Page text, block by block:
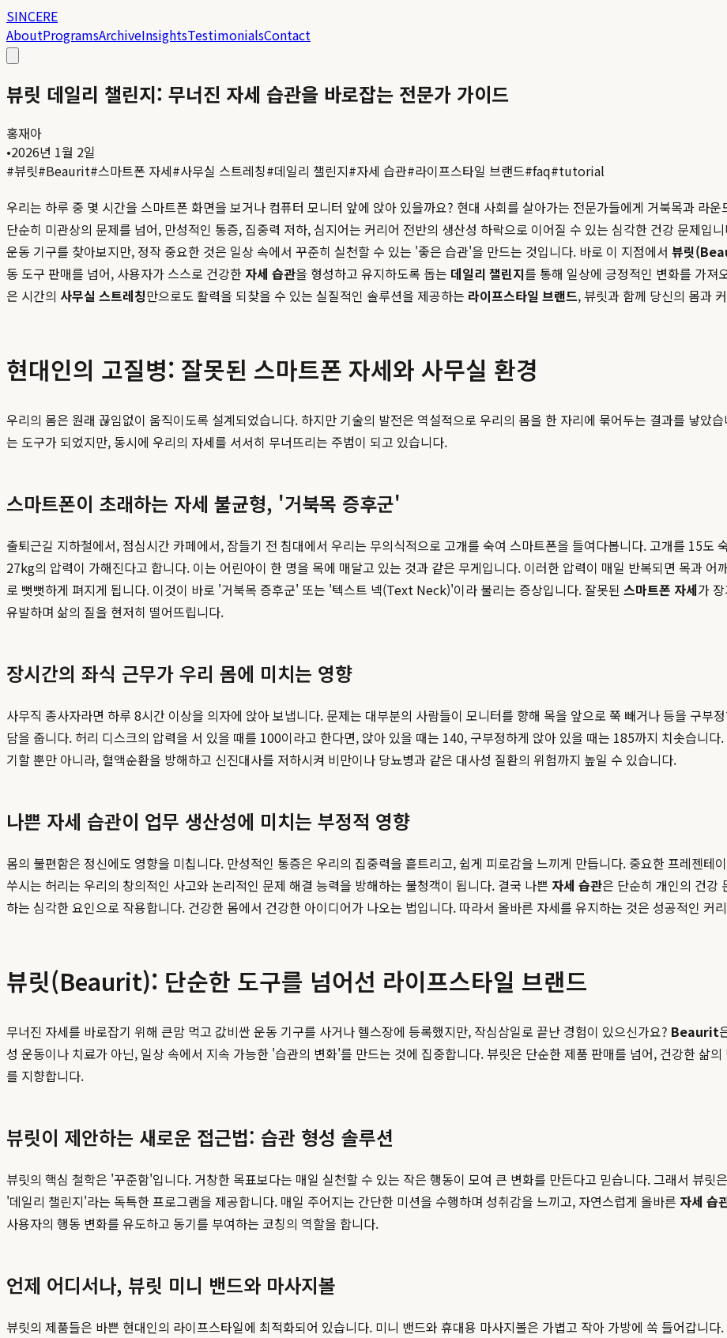
SINCERE
AboutProgramsArchiveInsightsTestimonialsContact
뷰릿 데일리 챌린지: 무너진 자세 습관을 바로잡는 전문가 가이드
홍재아
•2026년 1월 2일
#뷰릿#Beaurit#스마트폰 자세#사무실 스트레칭#데일리 챌린지#자세 습관#라이프스타일 브랜드#faq#tutorial
우리는 하루 중 몇 시간을 스마트폰 화면을 보거나 컴퓨터 모니터 앞에 앉아 있을까요? 현대 사회를 살아가는 전문가들에게 거북목과 라
단순히 미관상의 문제를 넘어, 만성적인 통증, 집중력 저하, 심지어는 커리어 전반의 생산성 하락으로 이어질 수 있는 심각한 건강 문제입
운동 기구를 찾아보지만, 정작 중요한 것은 일상 속에서 꾸준히 실천할 수 있는 '좋은 습관'을 만드는 것입니다. 바로 이 지점에서 뷰릿
동 도구 판매를 넘어, 사용자가 스스로 건강한 자세 습관을 형성하고 유지하도록 돕는 데일리 챌린지를 통해 일상에 긍정적인 변화를 가져
은 시간의 사무실 스트레칭만으로도 활력을 되찾을 수 있는 실질적인 솔루션을 제공하는 라이프스타일 브랜드, 뷰릿과 함께 당신의 몸과
현대인의 고질병: 잘못된 스마트폰 자세와 사무실 환경
우리의 몸은 원래 끊임없이 움직이도록 설계되었습니다. 하지만 기술의 발전은 역설적으로 우리의 몸을 한 자리에 묶어두는 결과를 낳았
는 도구가 되었지만, 동시에 우리의 자세를 서서히 무너뜨리는 주범이 되고 있습니다.
스마트폰이 초래하는 자세 불균형, '거북목 증후군'
출퇴근길 지하철에서, 점심시간 카페에서, 잠들기 전 침대에서 우리는 무의식적으로 고개를 숙여 스마트폰을 들여다봅니다. 고개를 15도
27kg의 압력이 가해진다고 합니다. 이는 어린아이 한 명을 목에 매달고 있는 것과 같은 무게입니다. 이러한 압력이 매일 반복되면 목과
로 뻣뻣하게 펴지게 됩니다. 이것이 바로 '거북목 증후군' 또는 '텍스트 넥(Text Neck)'이라 불리는 증상입니다. 잘못된 스마트폰 자세가
유발하며 삶의 질을 현저히 떨어뜨립니다.
장시간의 좌식 근무가 우리 몸에 미치는 영향
사무직 종사자라면 하루 8시간 이상을 의자에 앉아 보냅니다. 문제는 대부분의 사람들이 모니터를 향해 목을 앞으로 쭉 빼거나 등을 구부
담을 줍니다. 허리 디스크의 압력을 서 있을 때를 100이라고 한다면, 앉아 있을 때는 140, 구부정하게 앉아 있을 때는 185까지 치솟습니
기할 뿐만 아니라, 혈액순환을 방해하고 신진대사를 저하시켜 비만이나 당뇨병과 같은 대사성 질환의 위험까지 높일 수 있습니다.
나쁜 자세 습관이 업무 생산성에 미치는 부정적 영향
몸의 불편함은 정신에도 영향을 미칩니다. 만성적인 통증은 우리의 집중력을 흩트리고, 쉽게 피로감을 느끼게 만듭니다. 중요한 프레젠테
쑤시는 허리는 우리의 창의적인 사고와 논리적인 문제 해결 능력을 방해하는 불청객이 됩니다. 결국 나쁜 자세 습관은 단순히 개인의 건강
하는 심각한 요인으로 작용합니다. 건강한 몸에서 건강한 아이디어가 나오는 법입니다. 따라서 올바른 자세를 유지하는 것은 성공적인 커
뷰릿(Beaurit): 단순한 도구를 넘어선 라이프스타일 브랜드
무너진 자세를 바로잡기 위해 큰맘 먹고 값비싼 운동 기구를 사거나 헬스장에 등록했지만, 작심삼일로 끝난 경험이 있으신가요? Beaurit
성 운동이나 치료가 아닌, 일상 속에서 지속 가능한 '습관의 변화'를 만드는 것에 집중합니다. 뷰릿은 단순한 제품 판매를 넘어, 건강한 삶
를 지향합니다.
뷰릿이 제안하는 새로운 접근법: 습관 형성 솔루션
뷰릿의 핵심 철학은 '꾸준함'입니다. 거창한 목표보다는 매일 실천할 수 있는 작은 행동이 모여 큰 변화를 만든다고 믿습니다. 그래서 뷰릿
'데일리 챌린지'라는 독특한 프로그램을 제공합니다. 매일 주어지는 간단한 미션을 수행하며 성취감을 느끼고, 자연스럽게 올바른 자세 습
사용자의 행동 변화를 유도하고 동기를 부여하는 코칭의 역할을 합니다.
언제 어디서나, 뷰릿 미니 밴드와 마사지볼
뷰릿의 제품들은 바쁜 현대인의 라이프스타일에 최적화되어 있습니다. 미니 밴드와 휴대용 마사지볼은 가볍고 작아 가방에 쏙 들어갑니